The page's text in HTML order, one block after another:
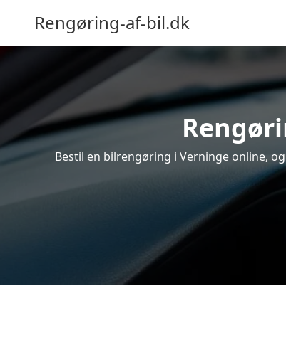
Rengøring-af-bil.dk
Bestil en bilrengøring i Verninge online,